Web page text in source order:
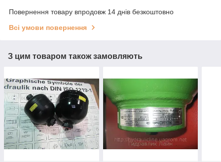
Повернення товару впродовж 14 днів безкоштовно
Всі умови повернення
З цим товаром також замовляють